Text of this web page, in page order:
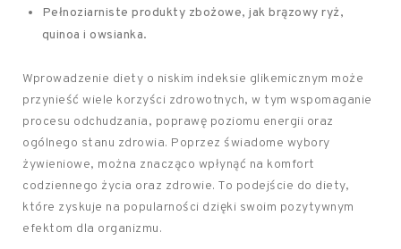
Pełnoziarniste produkty zbożowe, jak brązowy ryż,
quinoa i owsianka.
Wprowadzenie diety o niskim indeksie glikemicznym może
przynieść wiele korzyści zdrowotnych, w tym wspomaganie
procesu odchudzania, poprawę poziomu energii oraz
ogólnego stanu zdrowia. Poprzez świadome wybory
żywieniowe, można znacząco wpłynąć na komfort
codziennego życia oraz zdrowie. To podejście do diety,
które zyskuje na popularności dzięki swoim pozytywnym
efektom dla organizmu.